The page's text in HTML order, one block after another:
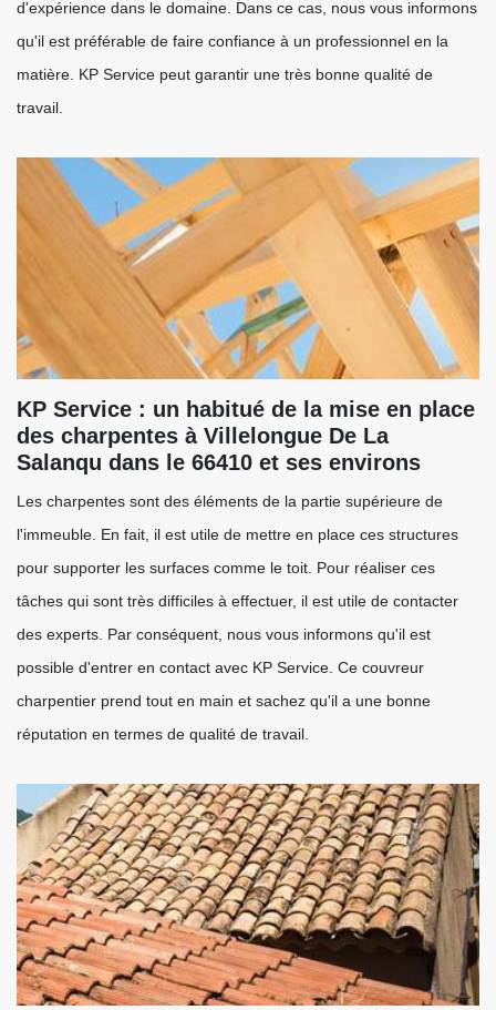
d'expérience dans le domaine. Dans ce cas, nous vous informons
qu'il est préférable de faire confiance à un professionnel en la
matière. KP Service peut garantir une très bonne qualité de
travail.
KP Service : un habitué de la mise en place
des charpentes à Villelongue De La
Salanqu dans le 66410 et ses environs
Les charpentes sont des éléments de la partie supérieure de
l'immeuble. En fait, il est utile de mettre en place ces structures
pour supporter les surfaces comme le toit. Pour réaliser ces
tâches qui sont très difficiles à effectuer, il est utile de contacter
des experts. Par conséquent, nous vous informons qu'il est
possible d'entrer en contact avec KP Service. Ce couvreur
charpentier prend tout en main et sachez qu'il a une bonne
réputation en termes de qualité de travail.